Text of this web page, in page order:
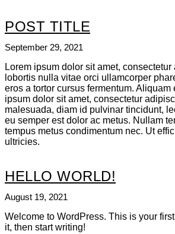
POST TITLE
September 29, 2021
Lorem ipsum dolor sit amet,
lobortis nulla vitae orci ullamcorper
eros a tortor cursus fermentum. Aliquam
ipsum dolor sit amet, consectetur
malesuada, diam id pulvinar tincidunt,
eu semper est dolor ac metus. Nullam
tempus metus condimentum nec. Ut
ultricies.
HELLO WORLD!
August 19, 2021
Welcome to WordPress. This is your
it, then start writing!